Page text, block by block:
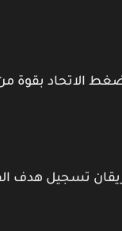
الاتحاد بقوة
تسجيل هدف